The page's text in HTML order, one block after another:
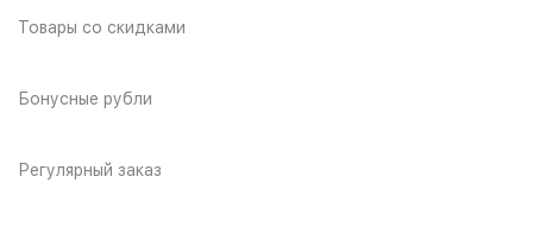
Товары со скидками
Бонусные рубли
Регулярный заказ